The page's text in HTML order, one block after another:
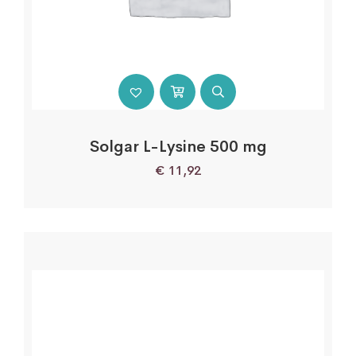
Solgar L-Lysine 500 mg
€ 11,92